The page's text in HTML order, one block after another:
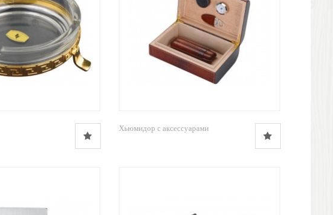
Хьюмидор с аксессуарами